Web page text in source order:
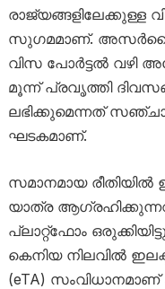
രാജ്യങ്ങളിലേക്കുള്ള
സുഗമമാണ്.
വിസ പോർട്ടൽ വഴി
മൂന്ന് പ്രവൃത്തി
ലഭിക്കുമെന്നത്
ഘടകമാണ്.
സമാനമായ
യാത്ര
പ്ലാറ്റ്‌ഫോം
കെനിയ നിലവിൽ
(eTA)